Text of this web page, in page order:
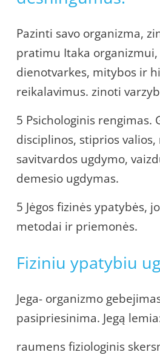
Pazinti savo organizma,
pratimu Itaka
dienotvarkes, mitybos ir
reikalavimus. zinoti
5 Psichologinis rengimas.
disciplinos, stiprios valios,
savitvardos ugdymo,
demesio ugdymas.
5 Jėgos fizinės ypatybės,
metodai ir priemonės.
Fiziniu ypatybiu
Jega- organizmo
pasipriesinima. Jegą
raumens fiziologinis